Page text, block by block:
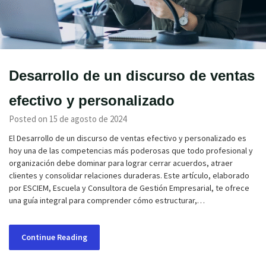
Desarrollo de un discurso de ventas
efectivo y personalizado
Posted on 15 de agosto de 2024
El Desarrollo de un discurso de ventas efectivo y personalizado es
hoy una de las competencias más poderosas que todo profesional y
organización debe dominar para lograr cerrar acuerdos, atraer
clientes y consolidar relaciones duraderas. Este artículo, elaborado
por ESCIEM, Escuela y Consultora de Gestión Empresarial, te ofrece
una guía integral para comprender cómo estructurar,…
Continue Reading